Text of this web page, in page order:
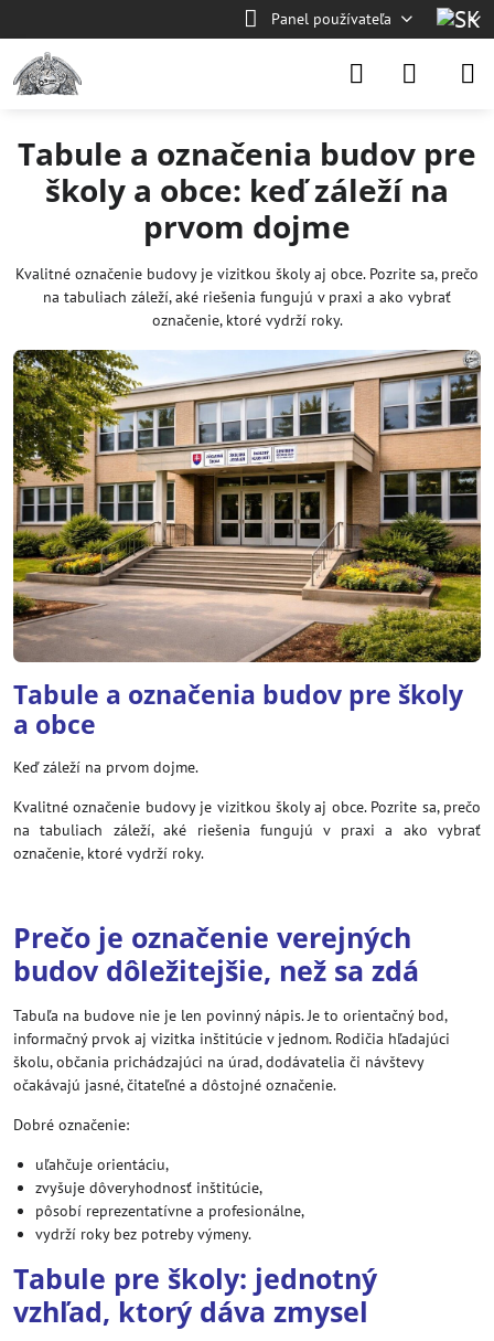
Panel používateľa
Tabule a označenia budov pre
školy a obce: keď záleží na
prvom dojme
Kvalitné označenie budovy je vizitkou školy aj obce. Pozrite sa, prečo
na tabuliach záleží, aké riešenia fungujú v praxi a ako vybrať
označenie, ktoré vydrží roky.
Tabule a označenia budov pre školy
a obce
Keď záleží na prvom dojme.
Kvalitné označenie budovy je vizitkou školy aj obce. Pozrite sa, prečo
na tabuliach záleží, aké riešenia fungujú v praxi a ako vybrať
označenie, ktoré vydrží roky.
Prečo je označenie verejných
budov dôležitejšie, než sa zdá
Tabuľa na budove nie je len povinný nápis. Je to orientačný bod,
informačný prvok aj vizitka inštitúcie v jednom. Rodičia hľadajúci
školu, občania prichádzajúci na úrad, dodávatelia či návštevy
očakávajú jasné, čitateľné a dôstojné označenie.
Dobré označenie:
uľahčuje orientáciu,
zvyšuje dôveryhodnosť inštitúcie,
pôsobí reprezentatívne a profesionálne,
vydrží roky bez potreby výmeny.
Tabule pre školy: jednotný
vzhľad, ktorý dáva zmysel